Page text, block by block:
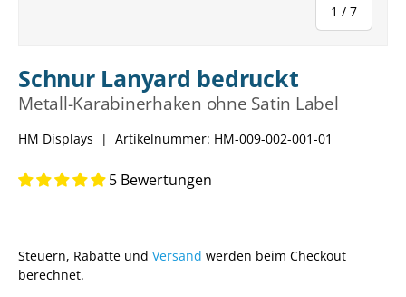
1 / von
7
Schnur Lanyard bedruckt
Metall-Karabinerhaken ohne Satin Label
HM Displays | Artikelnummer: HM-009-002-001-01
5 Bewertungen
Steuern, Rabatte und Versand werden beim Checkout
berechnet.